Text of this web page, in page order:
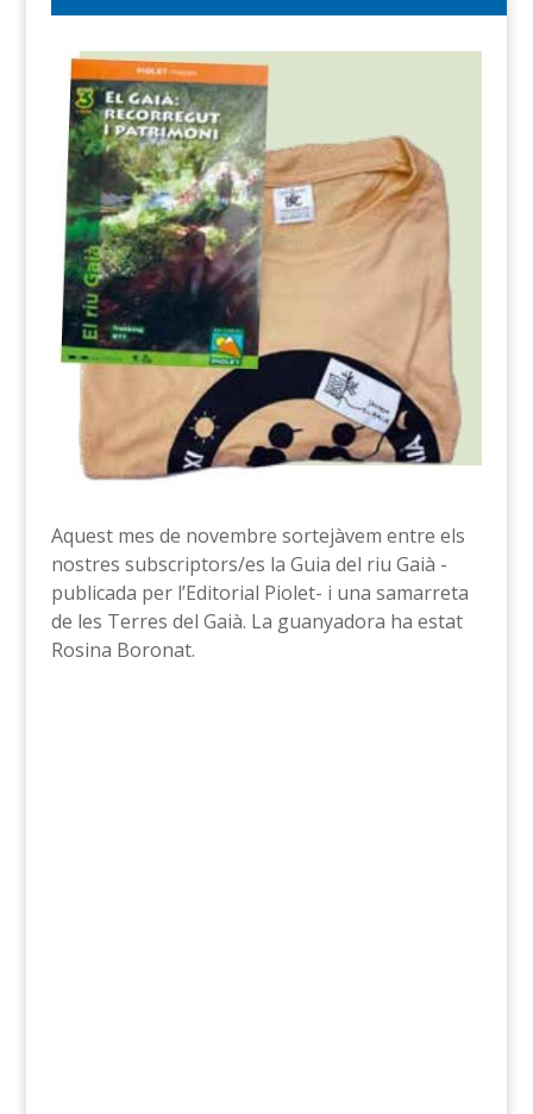
Aquest mes de novembre sortejàvem entre els
nostres subscriptors/es la Guia del riu Gaià -
publicada per l’Editorial Piolet- i una samarreta
de les Terres del Gaià. La guanyadora ha estat
Rosina Boronat.